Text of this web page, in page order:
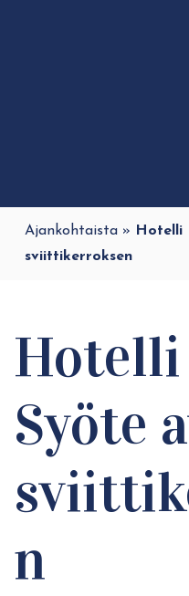
Ajankohtaista » Hotelli
sviittikerroksen
Syöte
n